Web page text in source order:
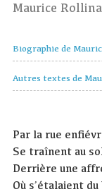
Maurice
Biographie de
Autres textes de
Par la rue
Se traînent au
Derrière une
Où s’étalaient